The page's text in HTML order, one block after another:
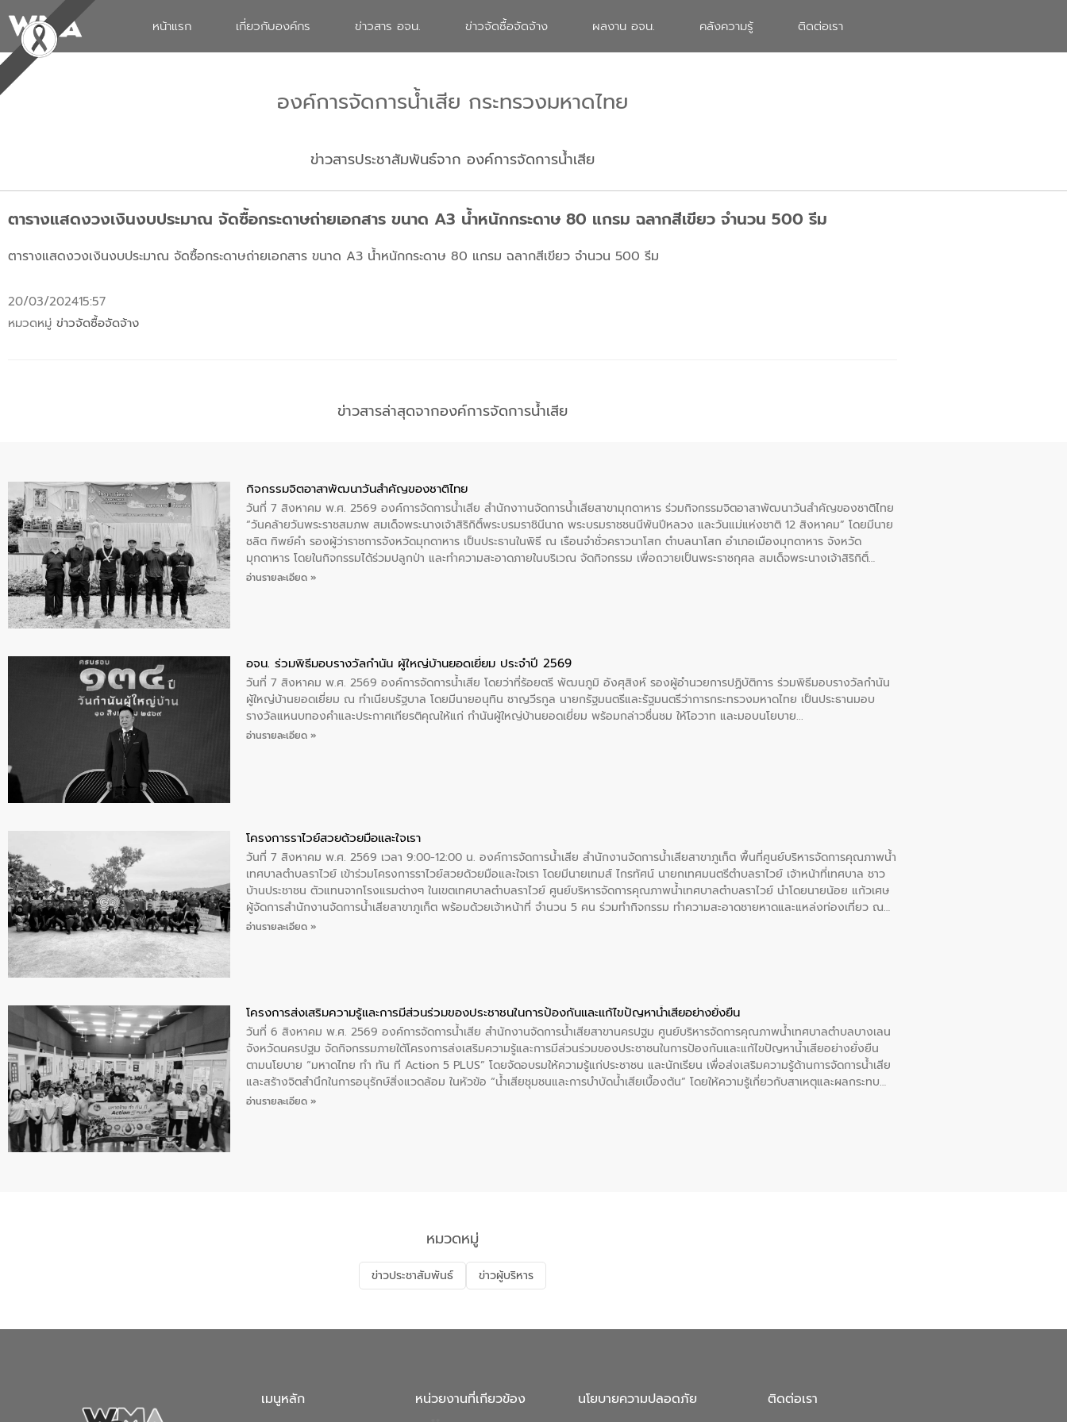
หน้าแรก เกี่ยวกับองค์กร ข่าวสาร อจน. ข่าวจัดซื้อจัดจ้าง ผลงาน อจน. คลังความรู้ ติดต่อเรา
องค์การจัดการน้ำเสีย กระทรวงมหาดไทย
ข่าวสารประชาสัมพันธ์จาก องค์การจัดการน้ำเสีย
ตารางแสดงวงเงินงบประมาณ จัดซื้อกระดาษถ่ายเอกสาร ขนาด A3 น้ำหนักกระดาษ 80 แกรม ฉลากสีเขียว จำนวน 500 รีม
ตารางแสดงวงเงินงบประมาณ จัดซื้อกระดาษถ่ายเอกสาร ขนาด A3 น้ำหนักกระดาษ 80 แกรม ฉลากสีเขียว จำนวน 500 รีม
20/03/202415:57
หมวดหมู่ ข่าวจัดซื้อจัดจ้าง
ข่าวสารล่าสุดจากองค์การจัดการน้ำเสีย
กิจกรรมจิตอาสาพัฒนาวันสําคัญของชาติไทย
วันที่ 7 สิงหาคม พ.ศ. 2569 องค์การจัดการน้ำเสีย สำนักงาานจัดการน้ำเสียสาขามุกดาหาร ร่วมกิจกรรมจิตอาสาพัฒนาวันสําคัญของชาติไทย
“วันคล้ายวันพระราชสมภพ สมเด็จพระนางเจ้าสิริกิติ์พระบรมราชินีนาถ พระบรมราชชนนีพันปีหลวง และวันแม่แห่งชาติ 12 สิงหาคม” โดยมีนาย
ชลิต ทิพย์คำ รองผู้ว่าราชการจังหวัดมุกดาหาร เป็นประธานในพิธี ณ เรือนจําชั่วคราวนาโสก ตําบลนาโสก อําเภอเมืองมุกดาหาร จังหวัด
มุกดาหาร โดยในกิจกรรมได้ร่วมปลูกป่า และทําความสะอาดภายในบริเวณ จัดกิจกรรม เพื่อถวายเป็นพระราชกุศล สมเด็จพระนางเจ้าสิริกิติ์
พระบรมราชินีนาถ พระบรมราชชนนีพันปีหลวง พร้อมถวายสัจปฏิญาณ ทำความดีด้วยหัวใจ
อ่านรายละเอียด »
อจน. ร่วมพิธีมอบรางวัลกำนัน ผู้ใหญ่บ้านยอดเยี่ยม ประจำปี 2569
วันที่ 7 สิงหาคม พ.ศ. 2569 องค์การจัดการน้ำเสีย โดยว่าที่ร้อยตรี พัฒนภูมิ อังศุสิงห์ รองผู้อำนวยการปฏิบัติการ ร่วมพิธีมอบรางวัลกำนัน
ผู้ใหญ่บ้านยอดเยี่ยม ณ ทำเนียบรัฐบาล โดยมีนายอนุทิน ชาญวีรกูล นายกรัฐมนตรีและรัฐมนตรีว่าการกระทรวงมหาดไทย เป็นประธานมอบ
รางวัลแหนบทองคำและประกาศเกียรติคุณให้แก่ กำนันผู้ใหญ่บ้านยอดเยี่ยม พร้อมกล่าวชื่นชม ให้โอวาท และมอบนโยบาย
อ่านรายละเอียด »
โครงการราไวย์สวยด้วยมือและใจเรา
วันที่ 7 สิงหาคม พ.ศ. 2569 เวลา 9:00-12:00 น. องค์การจัดการน้ำเสีย สำนักงานจัดการน้ำเสียสาขาภูเก็ต พื้นที่ศูนย์บริหารจัดการคุณภาพน้ำ
เทศบาลตำบลราไวย์ เข้าร่วมโครงการราไวย์สวยด้วยมือและใจเรา โดยมีนายเทมส์ ไกรทัศน์ นายกเทศมนตรีตำบลราไวย์ เจ้าหน้าที่เทศบาล ชาว
บ้านประชาชน ตัวแทนจากโรงแรมต่างๆ ในเขตเทศบาลตำบลราไวย์ ศูนย์บริหารจัดการคุณภาพน้ำเทศบาลตำบลราไวย์ นำโดยนายน้อย แก้วเศษ
ผู้จัดการสำนักงานจัดการน้ำเสียสาขาภูเก็ต พร้อมด้วยเจ้าหน้าที่ จำนวน 5 คน ร่วมทำกิจกรรม ทำความสะอาดชายหาดและแหล่งท่องเที่ยว ณ
บริเวณแหลมพรหมเทพ หมู่ที่ 6 ตำบลราไวย์ อำเภอเมือง จังหวัดภูเก็ต
อ่านรายละเอียด »
โครงการส่งเสริมความรู้และการมีส่วนร่วมของประชาชนในการป้องกันและแก้ไขปัญหาน้ำเสียอย่างยั่งยืน
วันที่ 6 สิงหาคม พ.ศ. 2569 องค์การจัดการน้ำเสีย สำนักงานจัดการน้ำเสียสาขานครปฐม ศูนย์บริหารจัดการคุณภาพน้ำเทศบาลตำบลบางเลน
จังหวัดนครปฐม จัดกิจกรรมภายใต้โครงการส่งเสริมความรู้และการมีส่วนร่วมของประชาชนในการป้องกันและแก้ไขปัญหาน้ำเสียอย่างยั่งยืน
ตามนโยบาย “มหาดไทย ทำ ทัน ที Action 5 PLUS” โดยจัดอบรมให้ความรู้แก่ประชาชน และนักเรียน เพื่อส่งเสริมความรู้ด้านการจัดการน้ำเสีย
และสร้างจิตสำนึกในการอนุรักษ์สิ่งแวดล้อม ในหัวข้อ “น้ำเสียชุมชนและการบำบัดน้ำเสียเบื้องต้น” โดยให้ความรู้เกี่ยวกับสาเหตุและผลกระทบ
ของน้ำเสีย แนวทางการลดการเกิดน้ำเสียจากแหล่งกำเนิด การบำบัดน้ำเสียเบื้องต้นในครัวเรือน ณ เทศบาลตำบลบางเลน จังหวัดนครปฐม
อ่านรายละเอียด »
หมวดหมู่
ข่าวประชาสัมพันธ์ ข่าวผู้บริหาร
เมนูหลัก หน่วยงานที่เกียวข้อง นโยบายความปลอดภัย ติดต่อเรา